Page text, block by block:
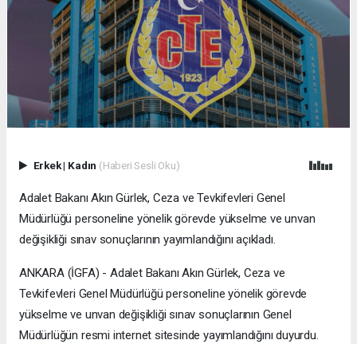
Erkek| Kadın (Haberi Sesli Oku)
Adalet Bakanı Akın Gürlek, Ceza ve Tevkifevleri Genel
Müdürlüğü personeline yönelik görevde yükselme ve unvan
değişikliği sınav sonuçlarının yayımlandığını açıkladı.
ANKARA (İGFA) - Adalet Bakanı Akın Gürlek, Ceza ve
Tevkifevleri Genel Müdürlüğü personeline yönelik görevde
yükselme ve unvan değişikliği sınav sonuçlarının Genel
Müdürlüğün resmi internet sitesinde yayımlandığını duyurdu.